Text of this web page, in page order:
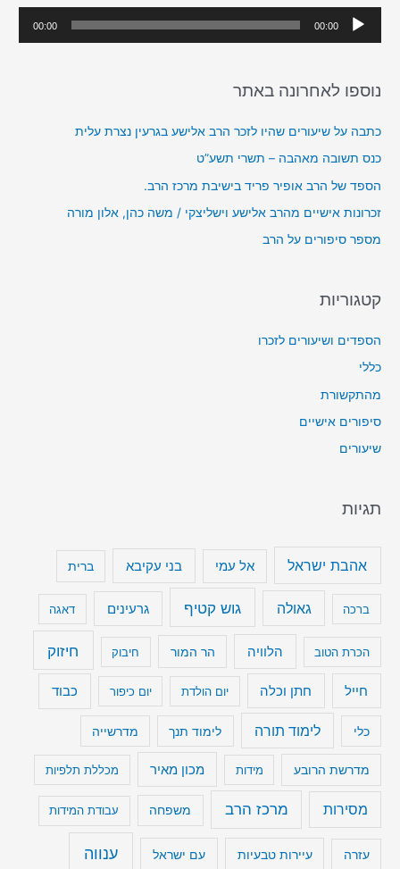
h
ג
א
ד
י
ו
00:00
00:00
נוספו לאחרונה באתר
כתבה על שיעורים שהיו לזכר הרב אלישע בגרעין נצרת עלית
כנס תשובה מאהבה – תשרי תשע”ט
הספד של הרב אופיר פריד בישיבת מרכז הרב.
זכרונות אישיים מהרב אלישע וישליצקי / משה כהן, אלון מורה
מספר סיפורים על הרב
קטגוריות
הספדים ושיעורים לזכרו
כללי
מהתקשורת
סיפורים אישיים
שיעורים
תגיות
אהבת ישראל אל עמי בני עקיבא ברית
ברכה גאולה גוש קטיף גרעינים דאגה
הכרת הטוב הלוויה הר המור חיבוק חיזוק
חייל חתן וכלה יום הולדת יום כיפור כבוד
כלי לימוד תורה לימוד תנך מדרשייה
מדרשת הרובע מידות מכון מאיר מכללת תלפיות
מסירות מרכז הרב משפחה עבודת המידות
עזרה עיירות טבעיות עם ישראל ענווה